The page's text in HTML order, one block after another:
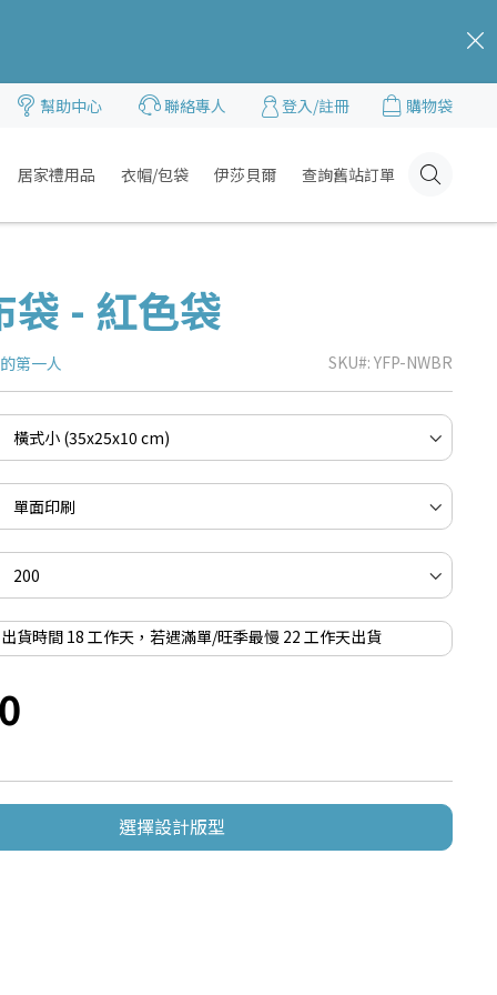
購物袋
登入/註冊
幫助中心 聯絡專人
居家禮用品 衣帽/包袋 伊莎貝爾
查詢舊站訂單
Here
袋 - 紅色袋
第一人 SKU YFP-NWBR
出貨時間 18 工作天，若遇滿單/旺季最慢 22 工作天出貨
選擇設計版型